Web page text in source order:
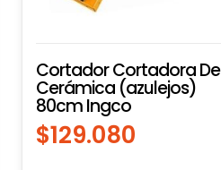
Cortador Cortadora De
Cerámica (azulejos)
80cm Ingco
$129.080